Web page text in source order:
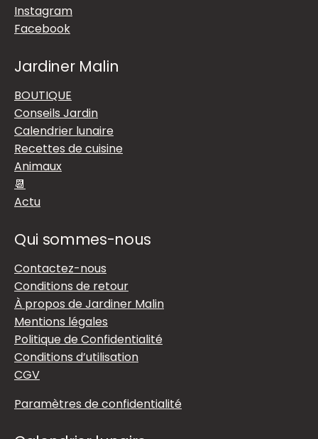
Instagram
Facebook
Jardiner Malin
BOUTIQUE
Conseils Jardin
Calendrier lunaire
Recettes de cuisine
Animaux
📆
Actu
Qui sommes-nous
Contactez-nous
Conditions de retour
À propos de Jardiner Malin
Mentions légales
Politique de Confidentialité
Conditions d’utilisation
CGV
Paramètres de confidentialité